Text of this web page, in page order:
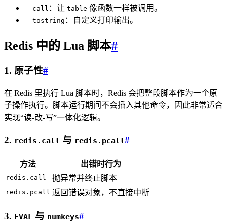
__call ：让 table 像函数一样被调用。
__tostring ：自定义打印输出。
Redis 中的 Lua 脚本#
1. 原子性#
在 Redis 里执行 Lua 脚本时，Redis 会把整段脚本作为一个原
子操作执行。脚本运行期间不会插入其他命令，因此非常适合
实现“读-改-写”一体化逻辑。
2. redis.call 与 redis.pcall#
方法 出错时行为
redis.call 抛异常并终止脚本
redis.pcall 返回错误对象，不直接中断
3. EVAL 与 numkeys#